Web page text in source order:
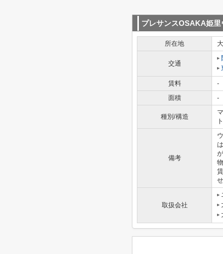
プレサンスOSAKA姫里
所在地
交通
賃料
-
面積
-
種別/構造
ト
備考
取扱会社